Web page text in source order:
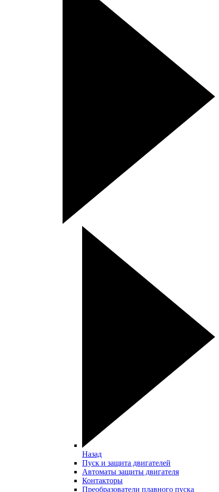
Назад
Пуск и защита двигателей
Автоматы защиты двигателя
Контакторы
Преобразователи плавного пуска